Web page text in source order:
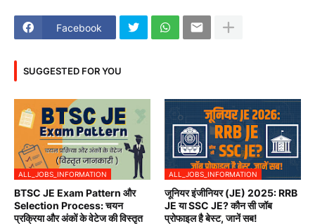
Facebook
SUGGESTED FOR YOU
ALL_JOBS_INFORMATION
BTSC JE Exam Pattern और
Selection Process: चयन
प्रक्रिया और अंकों के वेटेज की विस्तृत
ALL_JOBS_INFORMATION
जूनियर इंजीनियर (JE) 2025: RRB
JE या SSC JE? कौन सी जॉब
प्रोफाइल है बेस्ट, जानें सब!